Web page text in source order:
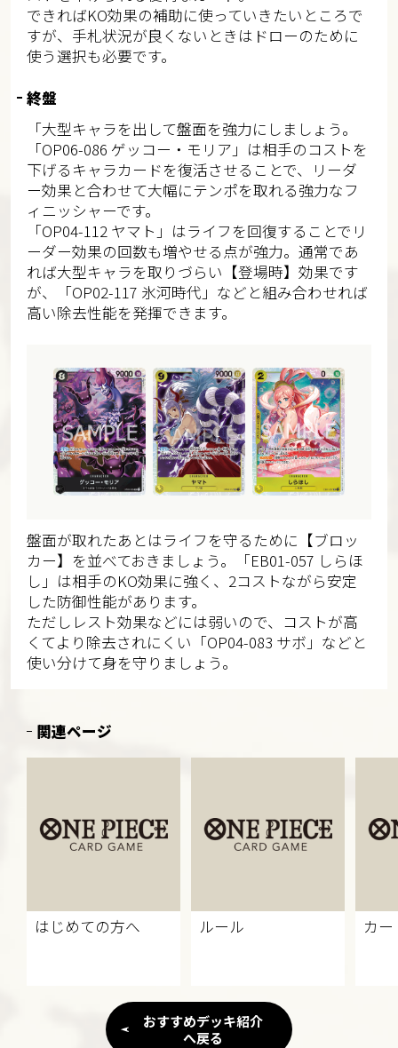
できればKO効果の補助に使っていきたいところで
すが、手札状況が良くないときはドローのために
使う選択も必要です。
終盤
「大型キャラを出して盤面を強力にしましょう。
「OP06-086 ゲッコー・モリア」は相手のコストを
下げるキャラカードを復活させることで、リーダ
ー効果と合わせて大幅にテンポを取れる強力なフ
ィニッシャーです。
「OP04-112 ヤマト」はライフを回復することでリ
ーダー効果の回数も増やせる点が強力。通常であ
れば大型キャラを取りづらい【登場時】効果です
が、「OP02-117 氷河時代」などと組み合わせれば
高い除去性能を発揮できます。
盤面が取れたあとはライフを守るために【ブロッ
カー】を並べておきましょう。「EB01-057 しらほ
し」は相手のKO効果に強く、2コストながら安定
した防御性能があります。
ただしレスト効果などには弱いので、コストが高
くてより除去されにくい「OP04-083 サボ」などと
使い分けて身を守りましょう。
関連ページ
はじめての方へ ルール カ
おすすめデッキ紹介
へ戻る